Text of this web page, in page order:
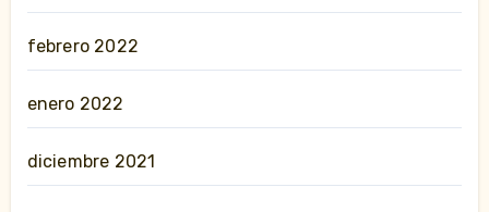
febrero 2022
enero 2022
diciembre 2021